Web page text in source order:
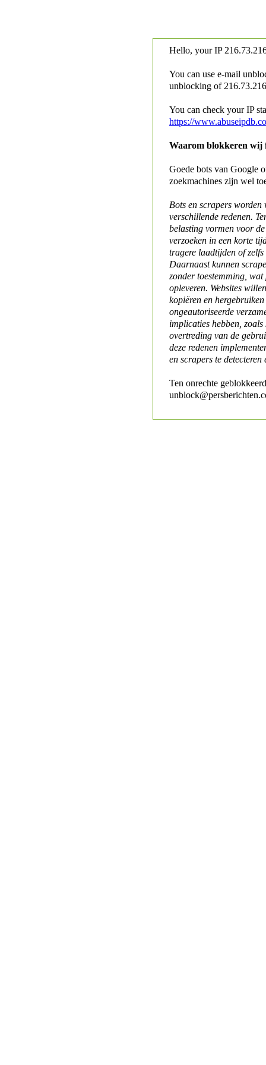
Hello, your IP
You can use e-mail
unblocking of
You can check your IP
https://
Waarom blokkeren wij
Goede bots van Google
zoekmachines zijn wel
Bots en scrapers worden
verschillende redenen.
belasting vormen voor
verzoeken in een korte
tragere laadtijden of
Daarnaast kunnen
zonder toestemming,
opleveren. Websites
kopiëren en
ongeautoriseerde
implicaties hebben,
overtreding van de
deze redenen
en scrapers te detecteren
Ten onrechte